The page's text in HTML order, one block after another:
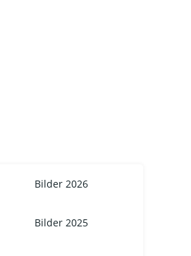
Bilder 2026
Bilder 2025